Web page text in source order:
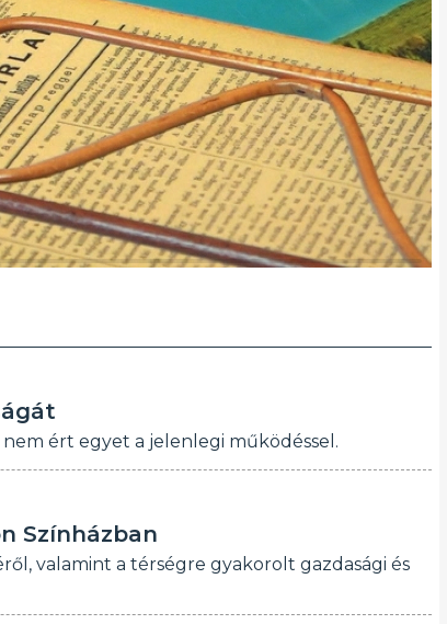
ért egyet a jelenlegi működéssel.
Színházban
valamint a térségre gyakorolt gazdasági és